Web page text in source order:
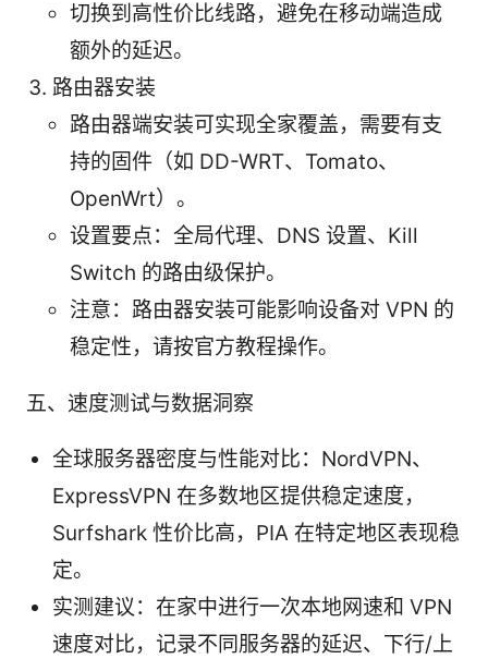
切换到高性价比线路，避免在移动端造成
额外的延迟。
路由器安装
路由器端安装可实现全家覆盖，需要有支
持的固件（如 DD-WRT、Tomato、
OpenWrt）。
设置要点：全局代理、DNS 设置、Kill
Switch 的路由级保护。
注意：路由器安装可能影响设备对 VPN 的
稳定性，请按官方教程操作。
五、速度测试与数据洞察
全球服务器密度与性能对比：NordVPN、
ExpressVPN 在多数地区提供稳定速度，
Surfshark 性价比高，PIA 在特定地区表现稳
定。
实测建议：在家中进行一次本地网速和 VPN
速度对比，记录不同服务器的延迟、下行/上